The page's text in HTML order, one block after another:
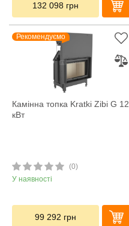
132 098 грн
Рекомендуємо
Камінна топка Kratki Zibi G 12
кВт
(0)
У наявності
99 292 грн